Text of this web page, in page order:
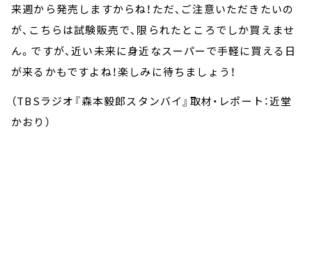
来週から発売しますからね！ただ、ご注意いただきたいの
が、こちらは試験販売で、限られたところでしか買えませ
ん。ですが、近い未来に身近なスーパーで手軽に買える日
が来るかもですよね！楽しみに待ちましょう！
（TBSラジオ『森本毅郎スタンバイ』取材・レポート：近堂
かおり）